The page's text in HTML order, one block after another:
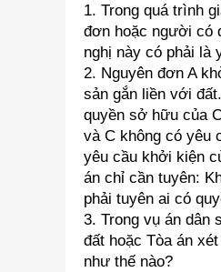
1. Trong quá trình
đơn hoặc người có
nghị này có phải là
2. Nguyên đơn A
sản gắn liền với
quyền sở hữu của
và C không có yêu
yêu cầu khởi kiện
án chỉ cần tuyên:
phải tuyên ai có
3. Trong vụ án dân
đất hoặc Tòa án
như thế nào?